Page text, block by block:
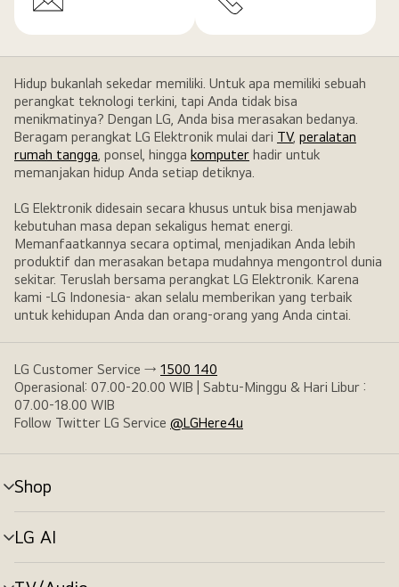
Hidup bukanlah sekedar memiliki. Untuk apa memiliki sebuah
perangkat teknologi terkini, tapi Anda tidak bisa
menikmatinya? Dengan LG, Anda bisa merasakan bedanya.
Beragam perangkat LG Elektronik mulai dari TV, peralatan
rumah tangga, ponsel, hingga komputer hadir untuk
memanjakan hidup Anda setiap detiknya.
LG Elektronik didesain secara khusus untuk bisa menjawab
kebutuhan masa depan sekaligus hemat energi.
Memanfaatkannya secara optimal, menjadikan Anda lebih
produktif dan merasakan betapa mudahnya mengontrol dunia
sekitar. Teruslah bersama perangkat LG Elektronik. Karena
kami -LG Indonesia- akan selalu memberikan yang terbaik
untuk kehidupan Anda dan orang-orang yang Anda cintai.
LG Customer Service → 1500 140
Operasional: 07.00-20.00 WIB | Sabtu-Minggu & Hari Libur :
07.00-18.00 WIB
Follow Twitter LG Service @LGHere4u
Shop
tombol
menu
LG AI
tombol
menu